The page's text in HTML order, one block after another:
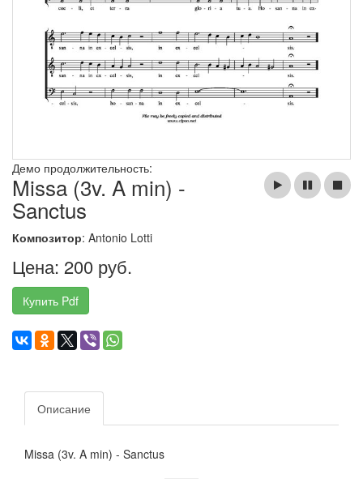
Демо продолжительность:
Missa (3v. A min) -
Sanctus
Композитор: Antonio Lotti
Цена: 200 руб.
Купить Pdf
Описание
Missa (3v. A min) - Sanctus